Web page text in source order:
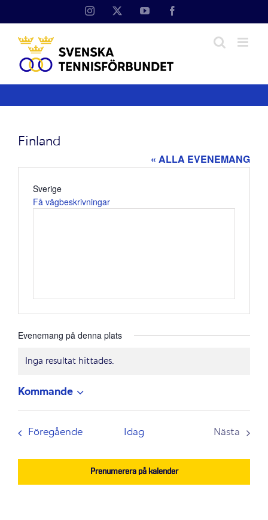
Instagram YouTube
Finland
« ALLA EVENEMANG
Adress
Sverige
Få vägbeskrivningar
Evenemang på denna plats
Notis
Inga resultat hittades.
Kommande
Välj
datum.
FöregåendeEvenemang
Idag
Nästa
Prenumerera på kalender